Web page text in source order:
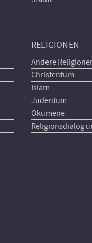
RELIGIONEN
Andere
Christentum
Islam
Judentum
Ökumene
Religionsdialog